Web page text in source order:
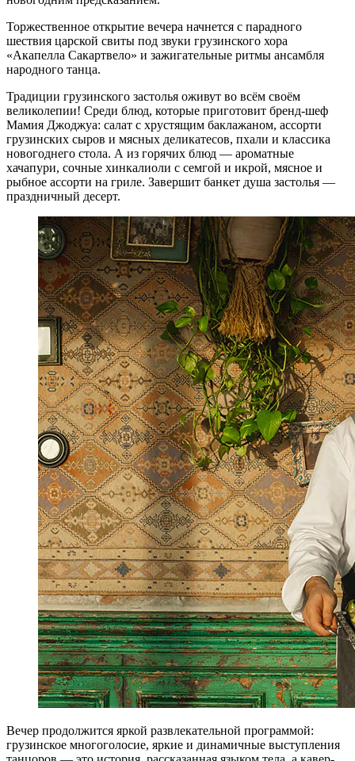
Торжественное открытие вечера начнется с парадного
шествия царской свиты под звуки грузинского хора
«Акапелла Сакартвело» и зажигательные ритмы ансамбля
народного танца.
Традиции грузинского застолья оживут во всём своём
великолепии! Среди блюд, которые приготовит бренд-шеф
Мамия Джоджуа: салат с хрустящим баклажаном, ассорти
грузинских сыров и мясных деликатесов, пхали и классика
новогоднего стола. А из горячих блюд — ароматные
хачапури, сочные хинкалиоли с семгой и икрой, мясное и
рыбное ассорти на гриле. Завершит банкет душа застолья —
праздничный десерт.
Вечер продолжится яркой развлекательной программой:
грузинское многоголосие, яркие и динамичные выступления